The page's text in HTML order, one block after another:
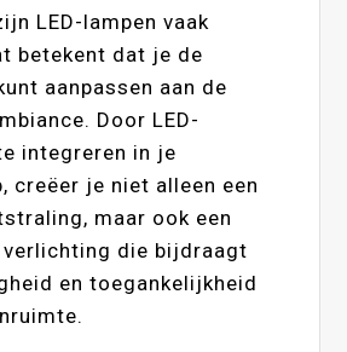
LED-lampen vaak
betekent dat je de
aanpassen aan de
Door LED-
integreren in je
creëer je niet alleen een
maar ook een
die bijdraagt
en toegankelijkheid